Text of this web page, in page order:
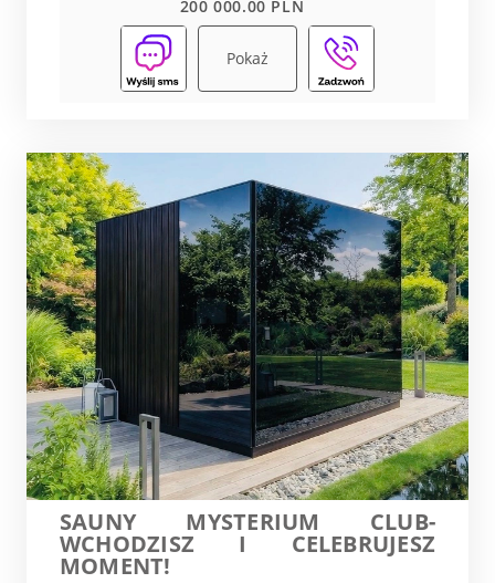
200 000.00 PLN
Pokaż
SAUNY MYSTERIUM CLUB-
WCHODZISZ I CELEBRUJESZ
MOMENT!